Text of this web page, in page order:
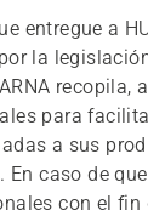
entregue a
la
recopila,
para
a sus
En caso de
con el fin